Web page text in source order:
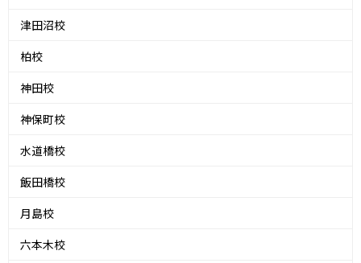
津田沼校
柏校
神田校
神保町校
水道橋校
飯田橋校
月島校
六本木校